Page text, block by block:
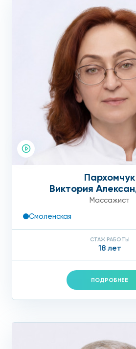
Пархомчук
Виктория
Массажист
Смоленская
СТАЖ РАБОТЫ
18 лет
ПОДРОБНЕЕ